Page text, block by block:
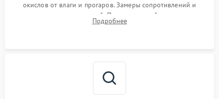
окислов от влаги и прогаров. Замеры сопротивлений и
дежурных напряжений. Проверка цепей питания,
мультиконтроллера, процессора и видеочипа.
Подробнее